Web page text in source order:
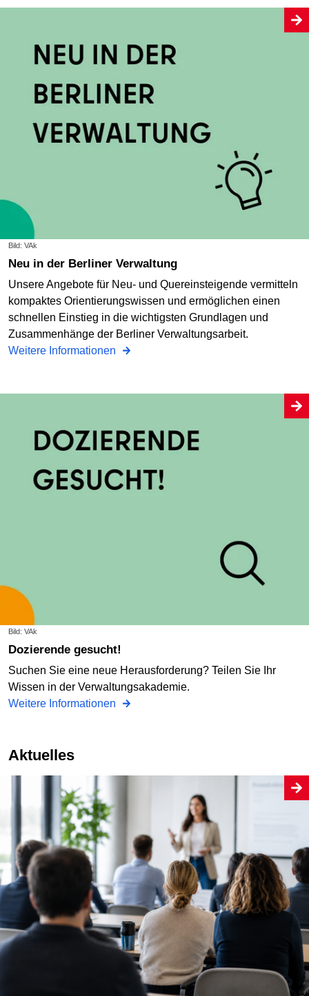
Bild: VAk
Neu in der Berliner Verwaltung
Unsere Angebote für Neu- und Quereinsteigende vermitteln
kompaktes Orientierungswissen und ermöglichen einen
schnellen Einstieg in die wichtigsten Grundlagen und
Zusammenhänge der Berliner Verwaltungsarbeit.
Weitere Informationen
Bild: VAk
Dozierende gesucht!
Suchen Sie eine neue Herausforderung? Teilen Sie Ihr
Wissen in der Verwaltungsakademie.
Weitere Informationen
Aktuelles